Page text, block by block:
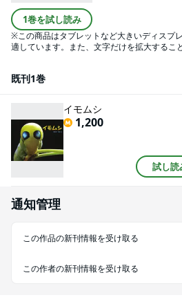
1巻を試し読み
※この商品はタブレットなど大きいディスプ
適しています。また、文字だけを拡大するこ
ているところです。イモムシは、チョウやガ
す。さいごのページには、「イモムシ図鑑」
モムシを知っているでしょうか。
既刊1巻
イモムシ
1,200
試し読
通知管理
この作品の新刊情報を受け取る
この作者の新刊情報を受け取る